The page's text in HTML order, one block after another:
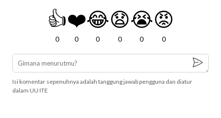
👍
0
❤️
0
😂
0
😧
0
😭
0
😡
0
Isi komentar sepenuhnya adalah tanggung jawab pengguna dan diatur
dalam UU ITE